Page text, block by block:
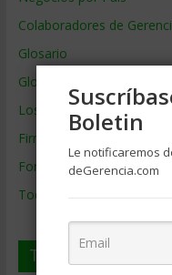
Colaboradores de
Glosario
Glosario Inglés – Español
Los mejores MBA
Firmas de Gerencia
Formación de Gerencia
Todos los Temas
Temas de Gerencia
Boletin
Le notificaremos
deGerencia.com